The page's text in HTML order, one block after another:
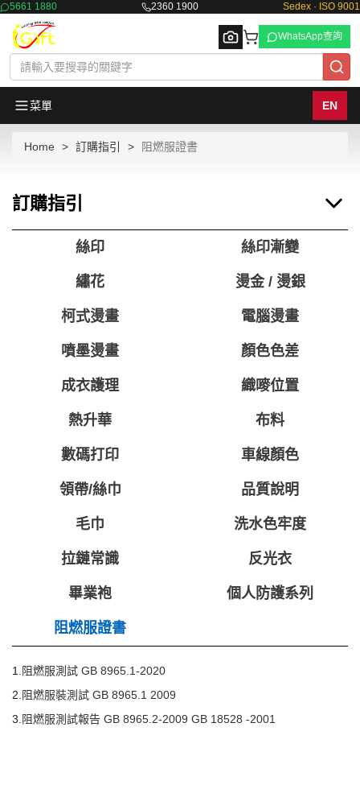
5661 1880 2360 1900 Sedex · ISO 9001
WhatsApp查詢
菜單 EN
Home 訂購指引 阻燃服證書
訂購指引
絲印 絲印漸變
繡花 燙金 / 燙銀
柯式燙畫 電腦燙畫
噴墨燙畫 顏色色差
成衣護理 織嘜位置
熱升華 布料
數碼打印 車線顏色
領帶/絲巾 品質說明
毛巾 洗水色牢度
拉鏈常識 反光衣
畢業袍 個人防護系列
阻燃服證書
1. 阻燃服測試 GB 8965.1-2020
2. 阻燃服裝測試 GB 8965.1 2009
3. 阻燃服測試報告 GB 8965.2-2009 GB 18528 -2001